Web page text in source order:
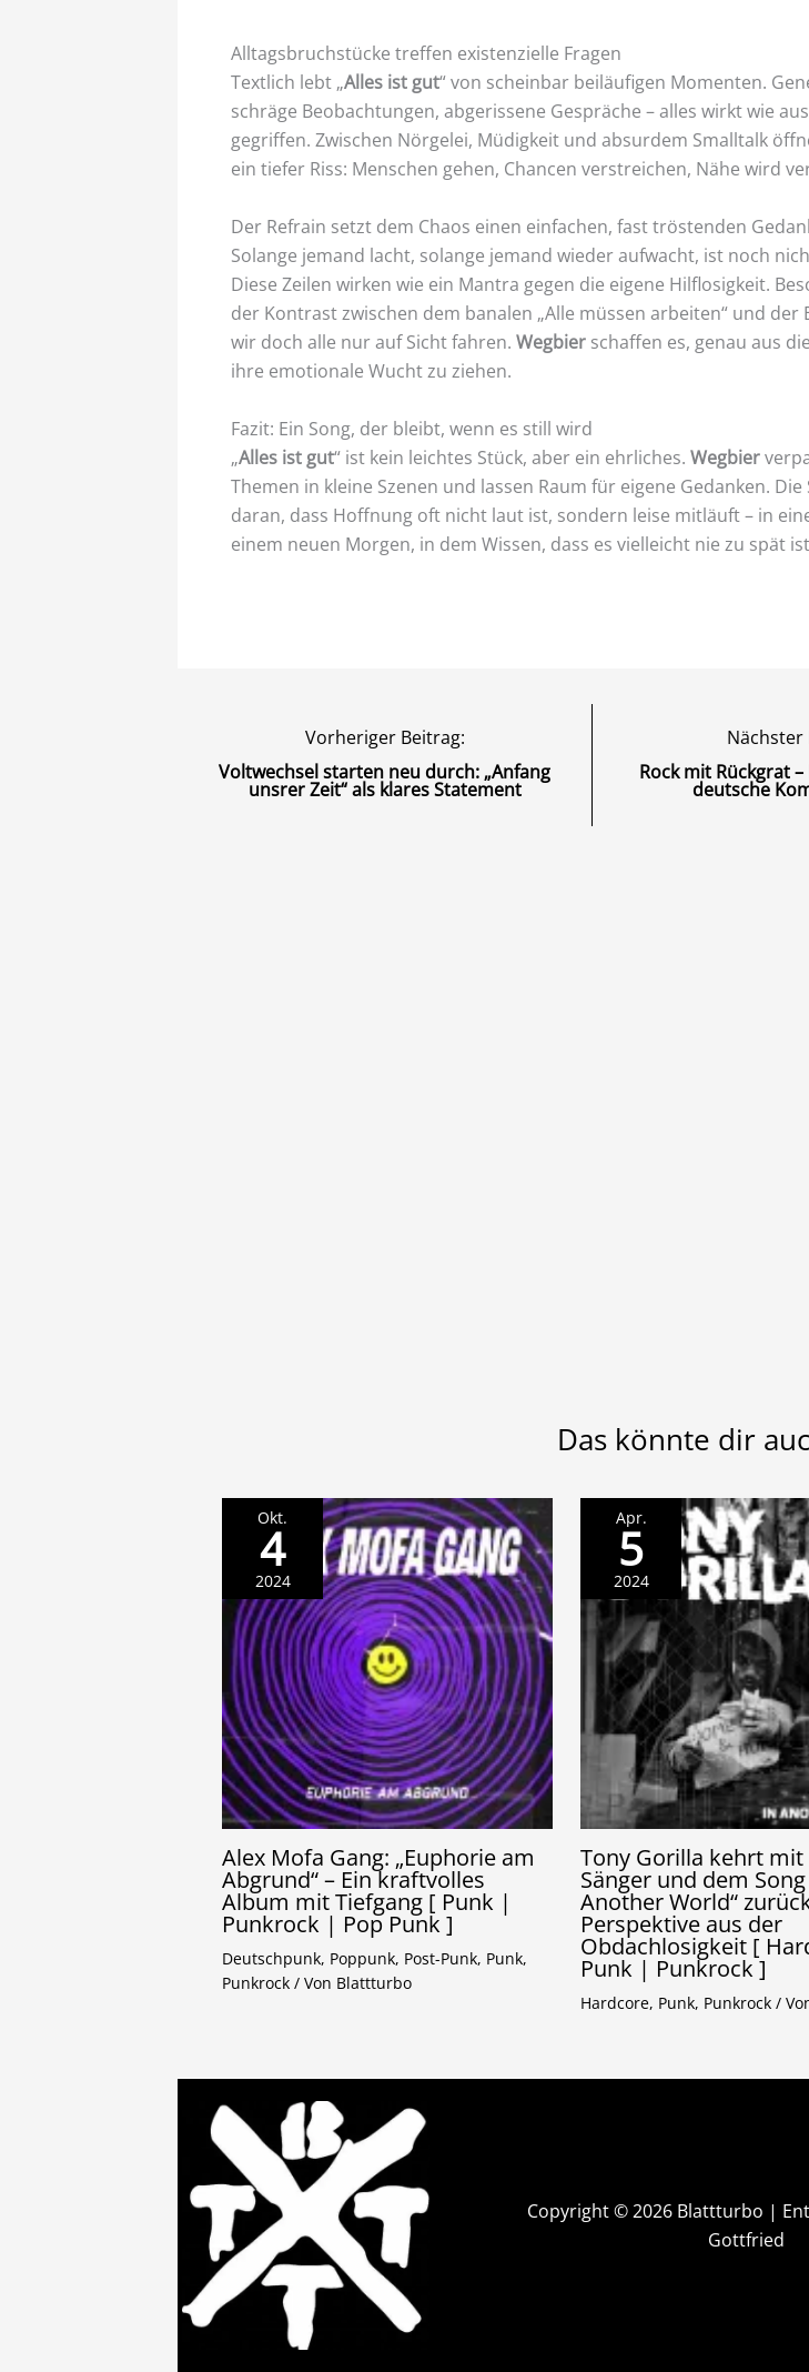
Alltagsbruchstücke treffen existenzielle Fragen
Textlich lebt „Alles ist gut“ von scheinbar beiläufigen Momenten.
schräge Beobachtungen, abgerissene Gespräche – alles wirkt wie
gegriffen. Zwischen Nörgelei, Müdigkeit und absurdem Smalltalk
ein tiefer Riss: Menschen gehen, Chancen verstreichen, Nähe wird
Der Refrain setzt dem Chaos einen einfachen, fast tröstenden
Solange jemand lacht, solange jemand wieder aufwacht, ist noch
Diese Zeilen wirken wie ein Mantra gegen die eigene Hilflosigkeit.
der Kontrast zwischen dem banalen „Alle müssen arbeiten“ und der
wir doch alle nur auf Sicht fahren. Wegbier schaffen es, genau aus
ihre emotionale Wucht zu ziehen.
Fazit: Ein Song, der bleibt, wenn es still wird
„Alles ist gut“ ist kein leichtes Stück, aber ein ehrliches. Wegbier
Themen in kleine Szenen und lassen Raum für eigene Gedanken.
daran, dass Hoffnung oft nicht laut ist, sondern leise mitläuft – in
einem neuen Morgen, in dem Wissen, dass es vielleicht nie zu spät
Vorheriger Beitrag:
Voltwechsel starten neu durch: „Anfang
unsrer Zeit“ als klares Statement
Nächster
Rock mit Rückgrat
deutsche
Das könnte dir
Okt.
4
2024
Alex Mofa Gang: „Euphorie am
Abgrund“ – Ein kraftvolles
Album mit Tiefgang [ Punk |
Punkrock | Pop Punk ]
Deutschpunk, Poppunk, Post-Punk, Punk,
Punkrock / Von Blattturbo
Apr.
5
2024
Tony Gorilla kehrt mit
Sänger und dem Song
Another World“
Perspektive aus der
Obdachlosigkeit [
Punk | Punkrock ]
Hardcore, Punk, Punkrock /
Copyright © 2026 Blattturbo |
Gottfried